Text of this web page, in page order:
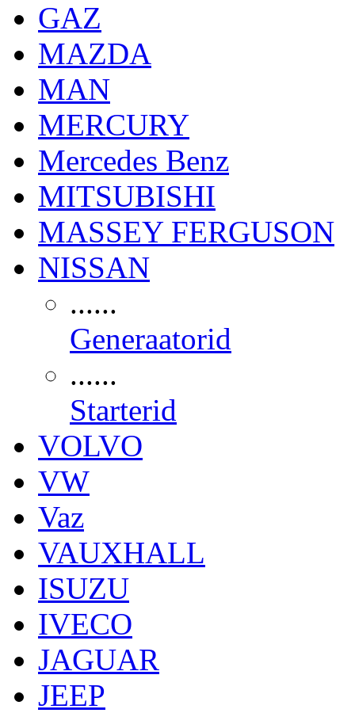
GAZ
MAZDA
MAN
MERCURY
Mercedes Benz
MITSUBISHI
MASSEY FERGUSON
NISSAN
......
Generaatorid
......
Starterid
VOLVO
VW
Vaz
VAUXHALL
ISUZU
IVECO
JAGUAR
JEEP